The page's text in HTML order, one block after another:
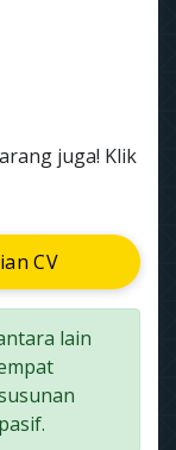
juga! Klik
CV
lain